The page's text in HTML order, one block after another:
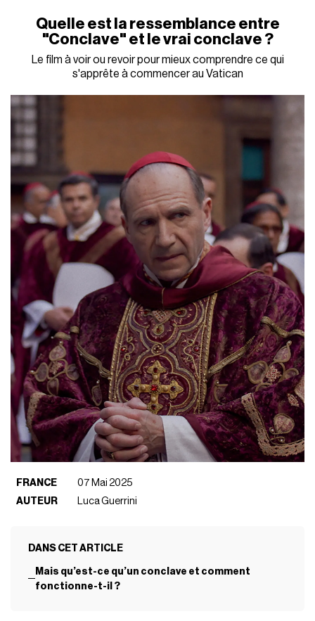
Quelle est la ressemblance entre
"Conclave" et le vrai conclave ?
Le film à voir ou revoir pour mieux comprendre ce qui
s'apprête à commencer au Vatican
FRANCE
07 Mai 2025
AUTEUR
Luca Guerrini
DANS CET ARTICLE
Mais qu’est-ce qu’un conclave et comment
fonctionne-t-il ?